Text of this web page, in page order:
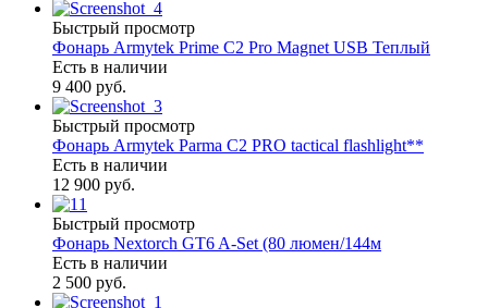
Быстрый просмотр
Фонарь Armytek Prime C2 Pro Magnet USB Теплый
Есть в наличии
9 400 руб.
Быстрый просмотр
Фонарь Armytek Parma C2 PRO tactical flashlight**
Есть в наличии
12 900 руб.
Быстрый просмотр
Фонарь Nextorch GT6 A-Set (80 люмен/144м
Есть в наличии
2 500 руб.